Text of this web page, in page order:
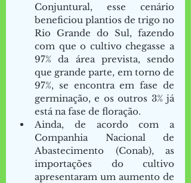
Conjuntural, esse cenário
beneficiou plantios de trigo no
Rio Grande do Sul, fazendo
com que o cultivo chegasse a
97% da área prevista, sendo
que grande parte, em torno de
97%, se encontra em fase de
germinação, e os outros 3% já
está na fase de floração.
Ainda, de acordo com a
Companhia Nacional de
Abastecimento (Conab), as
importações do cultivo
apresentaram um aumento de